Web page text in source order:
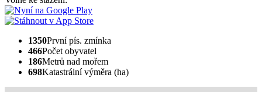
1350První pís. zmínka
466Počet obyvatel
186Metrů nad mořem
698Katastrální výměra (ha)